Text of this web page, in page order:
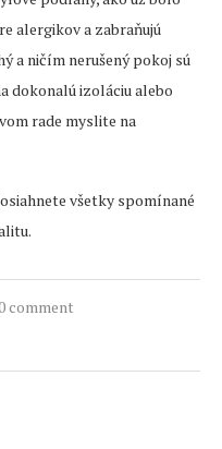
alergikov a zabraňujú
a ničím nerušený pokoj sú
dokonalú izoláciu alebo
rade myslite na
všetky spomínané
comment